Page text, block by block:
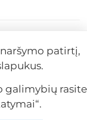
Reklama
patirtį,
galimybių rasite